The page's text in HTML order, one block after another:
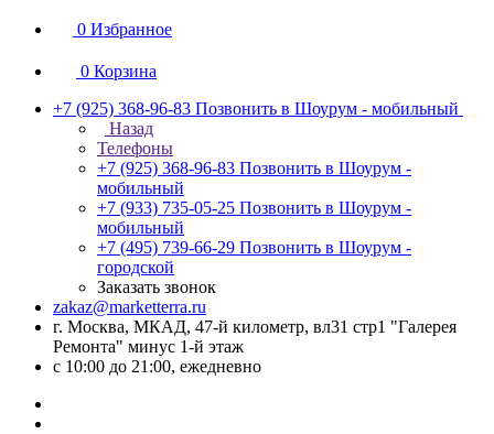
0 Избранное
0 Корзина
+7 (925) 368-96-83 Позвонить в Шоурум - мобильный
Назад
Телефоны
+7 (925) 368-96-83 Позвонить в Шоурум -
мобильный
+7 (933) 735-05-25 Позвонить в Шоурум -
мобильный
+7 (495) 739-66-29 Позвонить в Шоурум -
городской
Заказать звонок
zakaz@marketterra.ru
г. Москва, МКАД, 47-й километр, вл31 стр1 "Галерея
Ремонта" минус 1-й этаж
с 10:00 до 21:00, ежедневно